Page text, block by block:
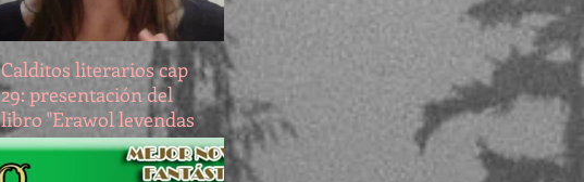
Calditos literarios cap
29: presentación del
libro "Erawol leyendas
del bosque azul"